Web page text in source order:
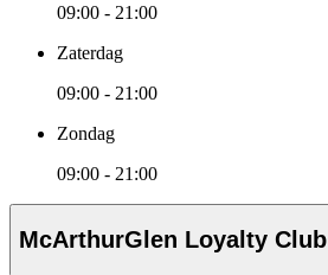
09:00 - 21:00
Zaterdag
09:00 - 21:00
Zondag
09:00 - 21:00
McArthurGlen Loyalty Club